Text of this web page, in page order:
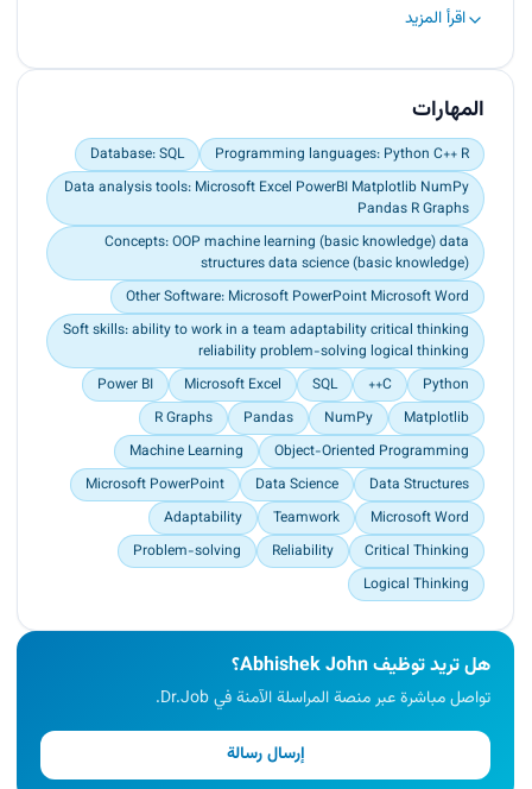
اقرأ المزيد
المهارات
Programming languages: Python C++ R
Database: SQL
Data analysis tools: Microsoft Excel PowerBI Matplotlib NumPy
Pandas R Graphs
Concepts: OOP machine learning (basic knowledge) data
structures data science (basic knowledge)
Other Software: Microsoft PowerPoint Microsoft Word
Soft skills: ability to work in a team adaptability critical thinking
reliability problem-solving logical thinking
Python
C++
SQL
Microsoft Excel
Power BI
Matplotlib
NumPy
Pandas
R Graphs
Object-Oriented Programming
Machine Learning
Data Structures
Data Science
Microsoft PowerPoint
Microsoft Word
Teamwork
Adaptability
Critical Thinking
Reliability
Problem-solving
Logical Thinking
هل تريد توظيف Abhishek John؟
تواصل مباشرة عبر منصة المراسلة الآمنة في Dr.Job.
إرسال رسالة